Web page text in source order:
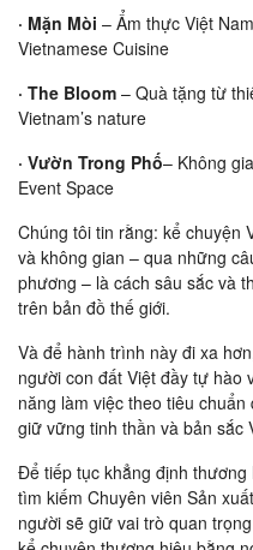
· Mặn Mòi – Ẩm thực Việt
Vietnamese Cuisine
· The Bloom – Quà tặng từ
Vietnam’s nature
· Vườn Trong Phố– Không
Event Space
Chúng tôi tin rằng: kể chuyện
và không gian – qua những
phương – là cách sâu sắc và
trên bản đồ thế giới.
Và để hành trình này đi xa
người con đất Việt đầy tự hào
năng làm việc theo tiêu
giữ vững tinh thần và bản sắc
Để tiếp tục khẳng định
tìm kiếm Chuyên viên Sản
người sẽ giữ vai trò quan